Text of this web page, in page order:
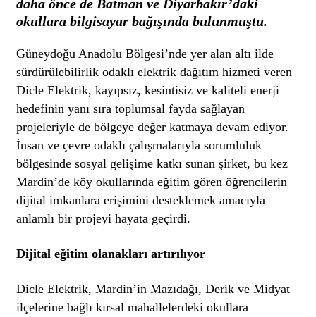
daha önce de Batman ve Diyarbakır’daki
okullara bilgisayar bağışında bulunmuştu.
Güneydoğu Anadolu Bölgesi’nde yer alan altı ilde
sürdürülebilirlik odaklı elektrik dağıtım hizmeti veren
Dicle Elektrik, kayıpsız, kesintisiz ve kaliteli enerji
hedefinin yanı sıra toplumsal fayda sağlayan
projeleriyle de bölgeye değer katmaya devam ediyor.
İnsan ve çevre odaklı çalışmalarıyla sorumluluk
bölgesinde sosyal gelişime katkı sunan şirket, bu kez
Mardin’de köy okullarında eğitim gören öğrencilerin
dijital imkanlara erişimini desteklemek amacıyla
anlamlı bir projeyi hayata geçirdi.
Dijital eğitim olanakları artırılıyor
Dicle Elektrik, Mardin’in Mazıdağı, Derik ve Midyat
ilçelerine bağlı kırsal mahallelerdeki okullara